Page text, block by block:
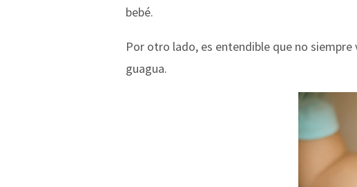
bebé.
Por otro lado, es entendible que no
guagua.